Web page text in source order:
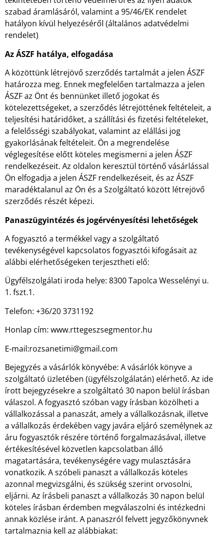
szabad áramlásáról, valamint a 95/46/EK rendelet
hatályon kívül helyezéséről (általános adatvédelmi
rendelet)
Az ÁSZF hatálya, elfogadása
A közöttünk létrejövő szerződés tartalmát a jelen ÁSZF
határozza meg. Ennek megfelelően tartalmazza a jelen
ÁSZF az Önt és bennünket illető jogokat és
kötelezettségeket, a szerződés létrejöttének feltételeit, a
teljesítési határidőket, a szállítási és fizetési feltételeket,
a felelősségi szabályokat, valamint az elállási jog
gyakorlásának feltételeit. Ön a megrendelése
véglegesítése előtt köteles megismerni a jelen ÁSZF
rendelkezéseit. Az oldalon keresztül történő vásárlással
Ön elfogadja a jelen ÁSZF rendelkezéseit, és az ÁSZF
maradéktalanul az Ön és a Szolgáltató között létrejövő
szerződés részét képezi.
Panaszügyintézés és jogérvényesítési lehetőségek
A fogyasztó a termékkel vagy a szolgáltató
tevékenységével kapcsolatos fogyasztói kifogásait az
alábbi elérhetőségeken terjesztheti elő:
Ügyfélszolgálati iroda helye: 8300 Tapolca Wesselényi u.
1. fszt.1.
Telefon: +36/20 3731192
Honlap cím: www.rttegeszsegmentor.hu
E-mail:rozsanetimi@gmail.com
Bejegyzés a vásárlók könyvébe: A vásárlók könyve a
szolgáltató üzletében (ügyfélszolgálatán) elérhető. Az ide
írott bejegyzésekre a szolgáltató 30 napon belül írásban
válaszol. A fogyasztó szóban vagy írásban közölheti a
vállalkozással a panaszát, amely a vállalkozásnak, illetve
a vállalkozás érdekében vagy javára eljáró személynek az
áru fogyasztók részére történő forgalmazásával, illetve
értékesítésével közvetlen kapcsolatban álló
magatartására, tevékenységére vagy mulasztására
vonatkozik. A szóbeli panaszt a vállalkozás köteles
azonnal megvizsgálni, és szükség szerint orvosolni,
eljárni. Az írásbeli panaszt a vállalkozás 30 napon belül
köteles írásban érdemben megválaszolni és intézkedni
annak közlése iránt. A panaszról felvett jegyzőkönyvnek
tartalmaznia kell az alábbiakat: